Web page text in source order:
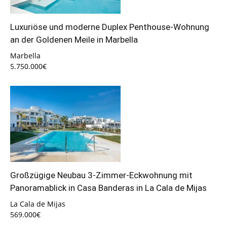
Luxuriöse und moderne Duplex Penthouse-Wohnung
an der Goldenen Meile in Marbella
Marbella
5.750.000€
Großzügige Neubau 3-Zimmer-Eckwohnung mit
Panoramablick in Casa Banderas in La Cala de Mijas
La Cala de Mijas
569.000€